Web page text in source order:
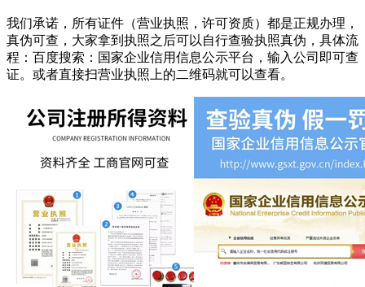
我们承诺，所有证件（营业执照，许可资质）都是正规办理，
真伪可查，大家拿到执照之后可以自行查验执照真伪，具体流
程：百度搜索：国家企业信用信息公示平台，输入公司即可查
证。或者直接扫营业执照上的二维码就可以查看。